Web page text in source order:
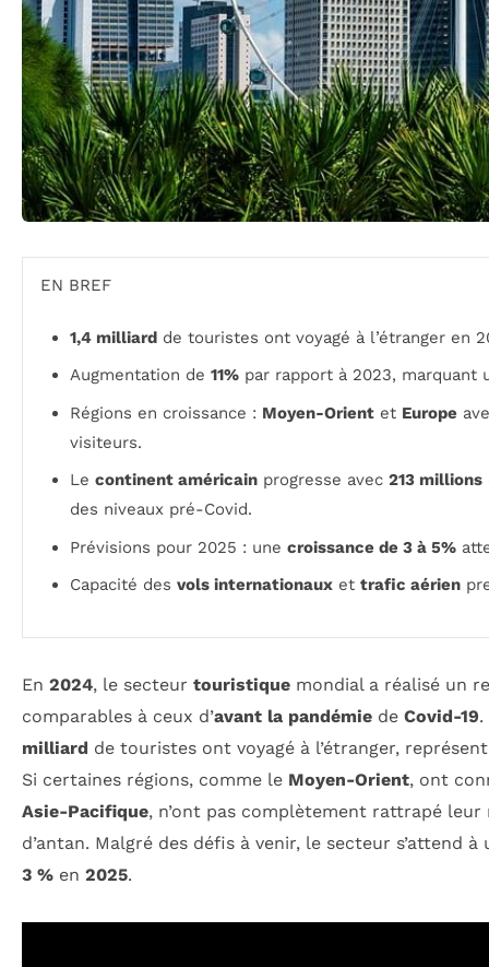
EN BREF
1,4 milliard de touristes ont voyagé à l’étranger en
Augmentation de 11% par rapport à 2023, marquant
Régions en croissance : Moyen-Orient et Europe
visiteurs.
Le continent américain progresse avec 213 millions
des niveaux pré-Covid.
Prévisions pour 2025 : une croissance de 3 à 5%
Capacité des vols internationaux et trafic aérien
En 2024, le secteur touristique mondial a réalisé un
comparables à ceux d’avant la pandémie de Covid-19.
milliard de touristes ont voyagé à l’étranger,
Si certaines régions, comme le Moyen-Orient, ont
Asie-Pacifique, n’ont pas complètement rattrapé
d’antan. Malgré des défis à venir, le secteur s’attend à
3 % en 2025.